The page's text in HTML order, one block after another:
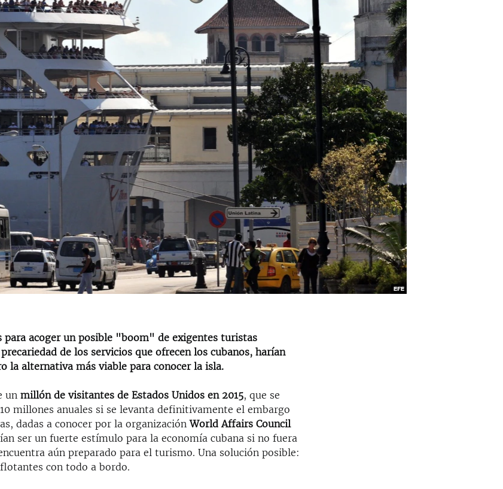
para acoger un posible "boom" de exigentes turistas
de los servicios que ofrecen los cubanos, harían
la alternativa más viable para conocer la isla.
unmillón de visitantes de Estados Unidos en 2015, que se
millones anuales si se levanta definitivamente el embargo
dadas a conocer por la organizaciónWorld Affairs Council
ser un fuerte estímulo para la economía cubana si no fuera
aún preparado para el turismo. Una solución posible:
con todo a bordo.